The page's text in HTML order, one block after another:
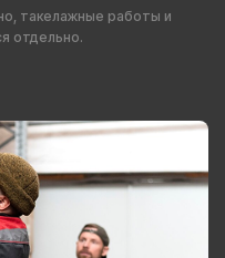
такелажные работы и
отдельно.